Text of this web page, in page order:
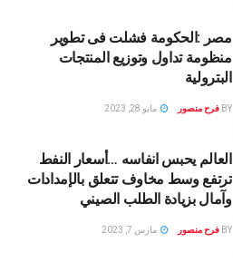
مصر :الحكومة فشلت فى تطوير
منظومة تداول وتوزيع المنتجات
البترولية
BY فرح منصور مايو 28, 2023
العالم يحبس انفاسه …أسعار النفط
ترتفع وسط مخاوف تتعلق بالإمدادات
وآمال بزيادة الطلب الصيني
BY فرح منصور مارس 7, 2023